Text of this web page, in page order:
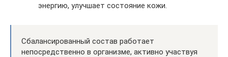
энергию, улучшает состояние кожи.
Сбалансированный состав работает
непосредственно в организме, активно участвуя